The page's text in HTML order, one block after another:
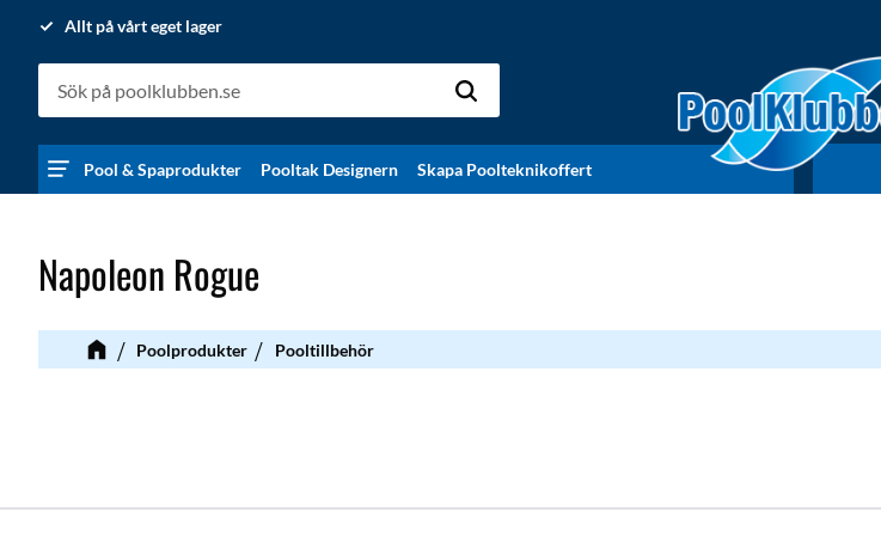
Allt på vårt eget lager
Pool & Spaprodukter Pooltak Designern Skapa Poolteknikoffert
Napoleon Rogue
Poolprodukter Pooltillbehör